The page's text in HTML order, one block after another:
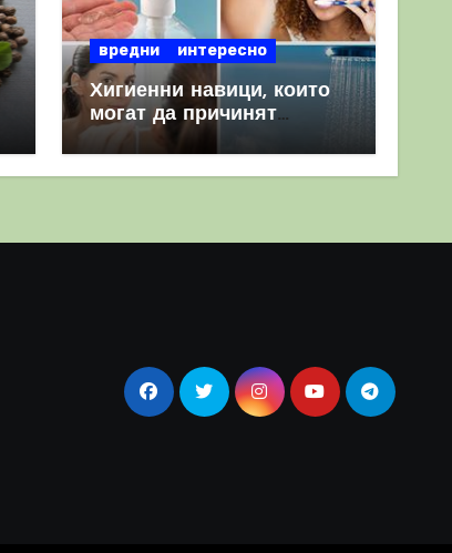
вредни интересно
Хигиенни навици, които
могат да причинят
повече вреда, отколкото
полза